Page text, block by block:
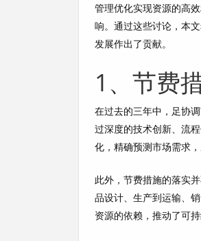
管理优化实现资源的高
响。通过这些讨论，本
发展作出了贡献。
1、节费
在过去的三年中，足协
过深度的技术创新、流
化，精确预测市场需求
此外，节费措施的落实
品设计、生产到运输、
资源的依赖，推动了可